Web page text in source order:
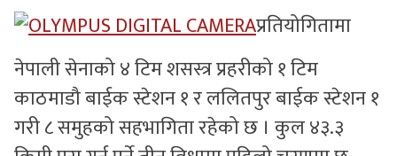
प्रतियोगितामा
नेपाली सेनाको ४ टिम शसस्त्र प्रहरीको १ टिम
काठमाडौ बाईक स्टेशन १ र ललितपुर बाईक स्टेशन १
गरी ८ समुहको सहभागिता रहेको छ । कुल ४३.३